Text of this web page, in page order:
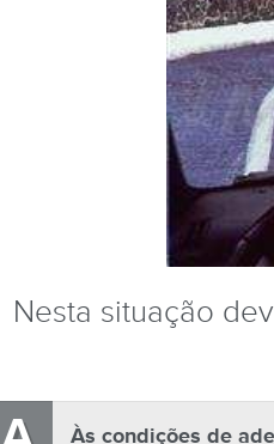
Nesta situação
Às condições de